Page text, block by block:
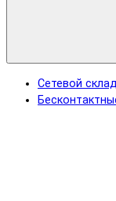
Сетевой склад